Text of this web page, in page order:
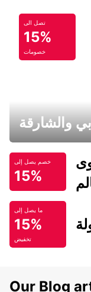
تصل الى
15%
خصومات
والشارقة
خصم يصل إلى
15%
ما يصل إلى
15%
تخفيض
Our Blog